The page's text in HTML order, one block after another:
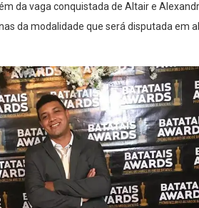
da vaga conquistada de Altair e
da modalidade que será disputada em